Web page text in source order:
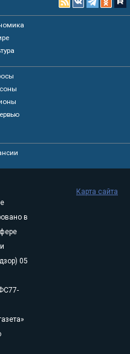
в
05
Карта сайта